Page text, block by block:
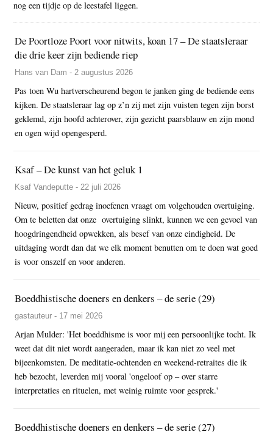
nog een tijdje op de leestafel liggen.
De Poortloze Poort voor nitwits, koan 17 – De staatsleraar
die drie keer zijn bediende riep
Hans van Dam - 2 augustus 2026
Pas toen Wu hartverscheurend begon te janken ging de bediende eens
kijken. De staatsleraar lag op z’n zij met zijn vuisten tegen zijn borst
geklemd, zijn hoofd achterover, zijn gezicht paarsblauw en zijn mond
en ogen wijd opengesperd.
Ksaf – De kunst van het geluk 1
Ksaf Vandeputte - 22 juli 2026
Nieuw, positief gedrag inoefenen vraagt om volgehouden overtuiging.
Om te beletten dat onze overtuiging slinkt, kunnen we een gevoel van
hoogdringendheid opwekken, als besef van onze eindigheid. De
uitdaging wordt dan dat we elk moment benutten om te doen wat goed
is voor onszelf en voor anderen.
Boeddhistische doeners en denkers – de serie (29)
gastauteur - 17 mei 2026
Arjan Mulder: 'Het boeddhisme is voor mij een persoonlijke tocht. Ik
weet dat dit niet wordt aangeraden, maar ik kan niet zo veel met
bijeenkomsten. De meditatie-ochtenden en weekend-retraites die ik
heb bezocht, leverden mij vooral 'ongeloof op – over starre
interpretaties en rituelen, met weinig ruimte voor gesprek.'
Boeddhistische doeners en denkers – de serie (27)